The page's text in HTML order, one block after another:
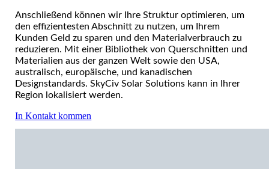
Anschließend können wir Ihre Struktur optimieren, um
den effizientesten Abschnitt zu nutzen, um Ihrem
Kunden Geld zu sparen und den Materialverbrauch zu
reduzieren. Mit einer Bibliothek von Querschnitten und
Materialien aus der ganzen Welt sowie den USA,
australisch, europäische, und kanadischen
Designstandards. SkyCiv Solar Solutions kann in Ihrer
Region lokalisiert werden.
In Kontakt kommen